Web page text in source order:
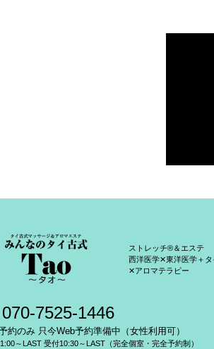
ストレッチ®＆エステ
西洋医学✕東洋医学＋タ
✕アロマテラピー
070-7525-1446
約のみ 只今Web予約準備中（女性利用可）
～LAST 受付10:30～LAST（完全個室・完全予約制）